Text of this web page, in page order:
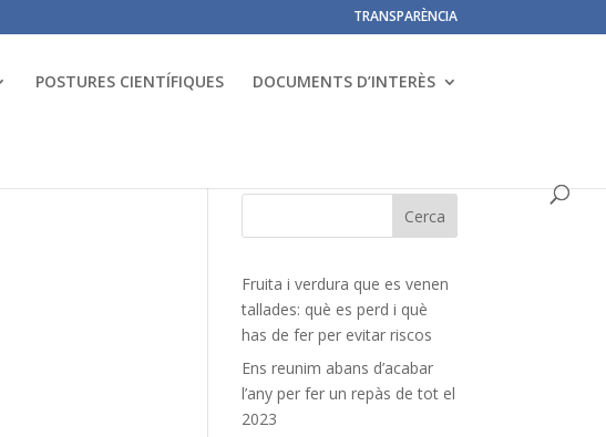
TRANSPARÈNCIA
POSTURES CIENTÍFIQUES DOCUMENTS D’INTERÈS
Fruita i verdura que es venen
tallades: què es perd i què
has de fer per evitar riscos
Ens reunim abans d’acabar
l’any per fer un repàs de tot el
2023